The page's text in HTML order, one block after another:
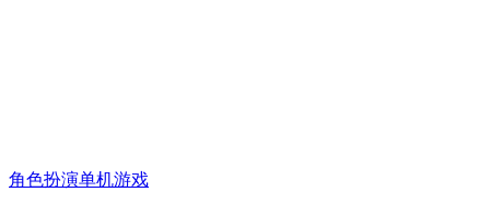
角色扮演单机游戏